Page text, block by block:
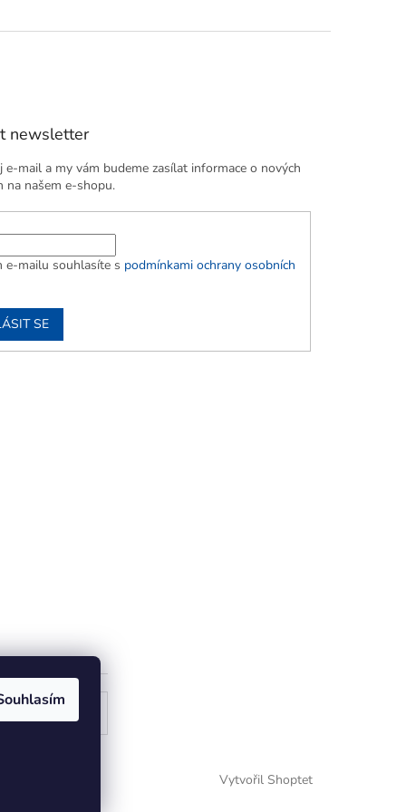
newsletter
e-mail a my vám budeme zasílat informace o nových
na našem e-shopu.
e-mailu souhlasíte s podmínkami ochrany osobních
SE
Vytvořil Shoptet